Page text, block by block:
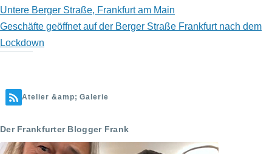
Untere Berger Straße, Frankfurt am Main
Geschäfte geöffnet auf der Berger Straße Frankfurt nach dem
Lockdown
Atelier &amp; Galerie
Der Frankfurter Blogger Frank